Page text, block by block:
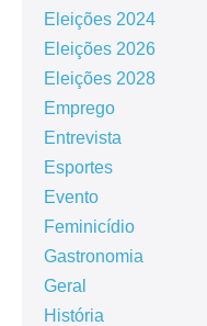
Eleições 2024
Eleições 2026
Eleições 2028
Emprego
Entrevista
Esportes
Evento
Feminicídio
Gastronomia
Geral
História